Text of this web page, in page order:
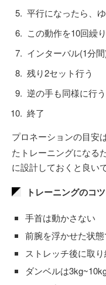
平行になったら、
この動作を10回繰
インターバル(1分
残り2セット行う
逆の手も同様に行う
終了
プロネーションの目安は
たトレーニングになる
に設計しておくと良い
トレーニングのコツ
手首は動かさない
前腕を浮かせた状
ストレッチ後に取
ダンベルは